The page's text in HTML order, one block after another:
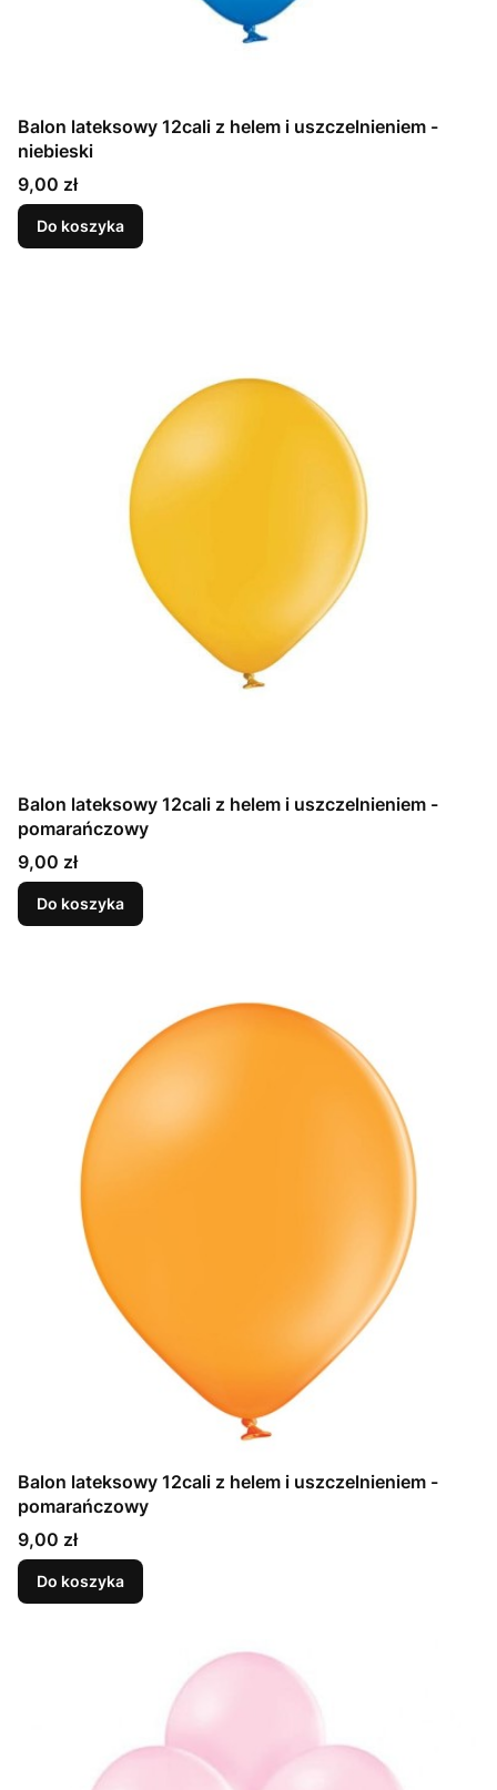
Balon lateksowy 12cali z helem i uszczelnieniem -
niebieski
Cena
9,00 zł
Do koszyka
Balon lateksowy 12cali z helem i uszczelnieniem -
pomarańczowy
Cena
9,00 zł
Do koszyka
Balon lateksowy 12cali z helem i uszczelnieniem -
pomarańczowy
Cena
9,00 zł
Do koszyka